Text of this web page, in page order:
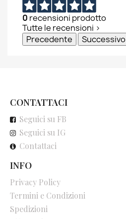
0 recensioni prodotto
Tutte le recensioni >
Precedente
Successivo
CONTATTACI
Seguici su FB
Seguici su IG
Contattaci
INFO
Privacy Policy
Termini e Condizioni
Spedizioni